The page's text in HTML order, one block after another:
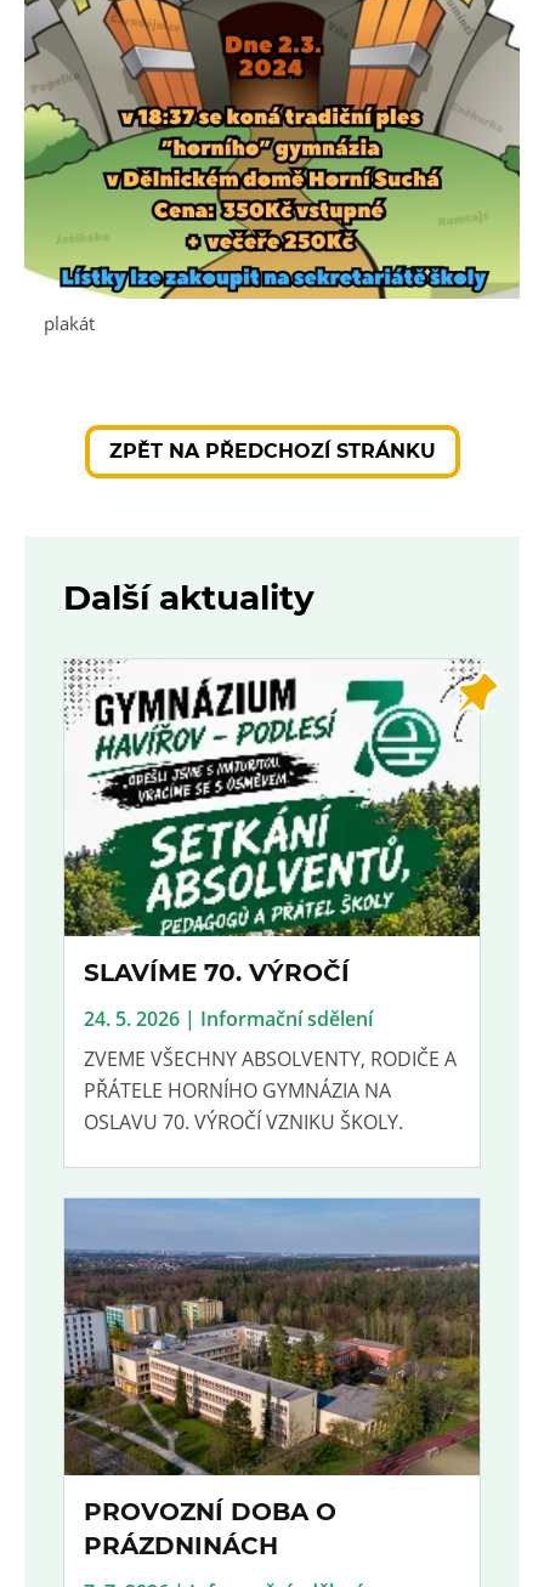
plakát
ZPĚT NA PŘEDCHOZÍ STRÁNKU
Další aktuality
SLAVÍME 70. VÝROČÍ
24. 5. 2026 | Informační sdělení
ZVEME VŠECHNY ABSOLVENTY, RODIČE A
PŘÁTELE HORNÍHO GYMNÁZIA NA
OSLAVU 70. VÝROČÍ VZNIKU ŠKOLY.
PROVOZNÍ DOBA O
PRÁZDNINÁCH